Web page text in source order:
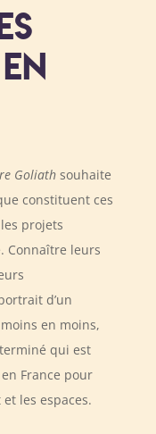
Goliathsouhaite
constituent ces
projets
Connaître leurs
d’un
en moins,
qui est
France pour
les espaces.